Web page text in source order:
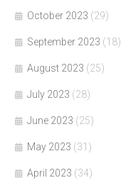
October 2023 (29)
September 2023 (18)
August 2023 (25)
July 2023 (28)
June 2023 (25)
May 2023 (31)
April 2023 (34)